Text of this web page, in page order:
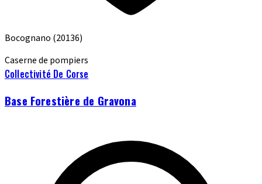
Bocognano (20136)
Caserne de pompiers
Collectivité De Corse
Base Forestière de Gravona